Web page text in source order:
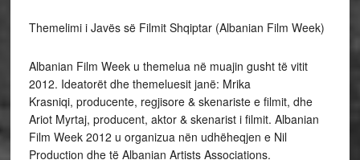
Themelimi i Javës së Filmit Shqiptar (Albanian Film Week)
Albanian Film Week u themelua në muajin gusht të vitit
2012. Ideatorët dhe themeluesit janë: Mrika
Krasniqi, producente, regjisore & skenariste e filmit, dhe
Ariot Myrtaj, producent, aktor & skenarist i filmit. Albanian
Film Week 2012 u organizua nën udhëheqjen e Nil
Production dhe të Albanian Artists Associations.